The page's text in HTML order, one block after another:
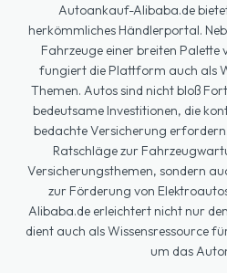
Autoankauf-Alibaba.de
herkömmliches Händlerportal.
Fahrzeuge einer breiten Palette
fungiert die Plattform auch als
Themen. Autos sind nicht bloß
bedeutsame Investitionen, die
bedachte Versicherung
Ratschläge zur
Versicherungsthemen, sondern
zur Förderung von
Alibaba.de erleichtert nicht nur
dient auch als Wissensressource
um das